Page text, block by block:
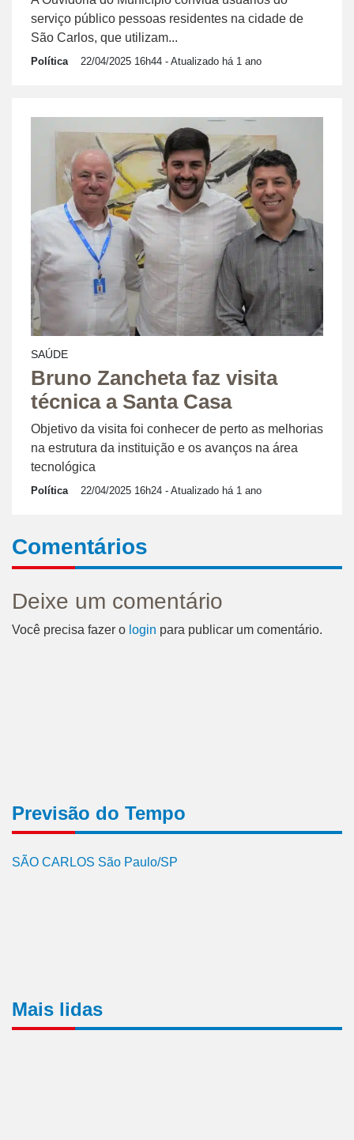
serviço público pessoas residentes na cidade de
São Carlos, que utilizam...
Política 22/04/2025 16h44 - Atualizado há 1 ano
SAÚDE
Bruno Zancheta faz visita
técnica a Santa Casa
Objetivo da visita foi conhecer de perto as melhorias
na estrutura da instituição e os avanços na área
tecnológica
Política 22/04/2025 16h24 - Atualizado há 1 ano
Comentários
Deixe um comentário
Você precisa fazer o login para publicar um comentário.
Previsão do Tempo
SÃO CARLOS São Paulo/SP
Mais lidas